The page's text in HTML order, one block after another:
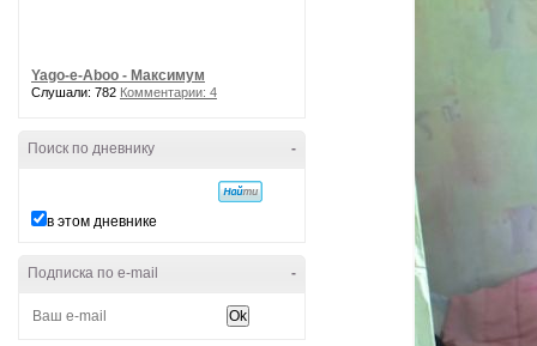
Yago-e-Aboo - Максимум
Слушали: 782 Комментарии: 4
-
Поиск по дневнику
в этом дневнике
-
Подписка по e-mail